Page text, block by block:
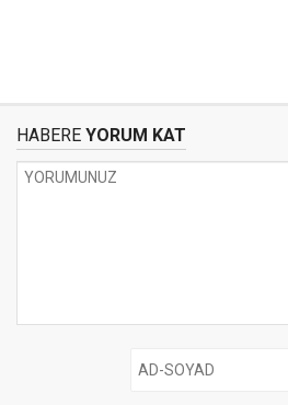
HABERE YORUM KAT